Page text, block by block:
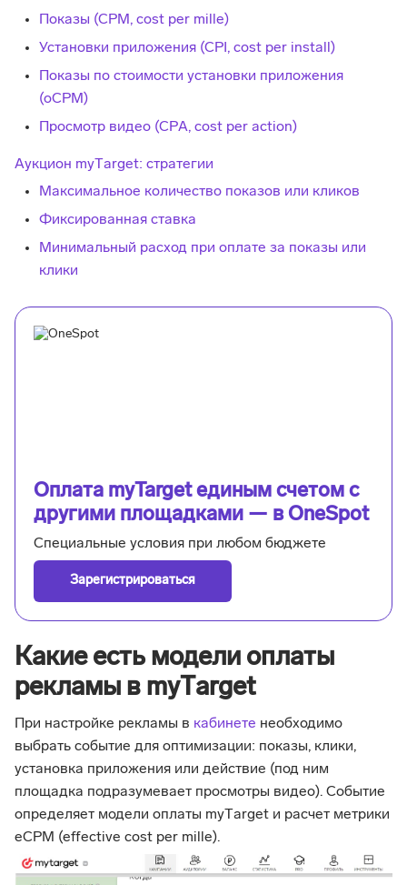
Показы (CPM, cost per mille)
Установки приложения (CPI, сost per install)
Показы по стоимости установки приложения
(оCPM)
Просмотр видео (CPА, cost per action)
Аукцион myТarget: стратегии
Максимальное количество показов или кликов
Фиксированная ставка
Минимальный расход при оплате за показы или
клики
Оплата myTarget единым счетом с
другими площадками — в OneSpot
Специальные условия при любом бюджете
Зарегистрироваться
Какие есть модели оплаты
рекламы в myТarget
При настройке рекламы в кабинете необходимо
выбрать событие для оптимизации: показы, клики,
установка приложения или действие (под ним
площадка подразумевает просмотры видео). Событие
определяет модели оплаты myТarget и расчет метрики
eCPM (effective cost per mille).